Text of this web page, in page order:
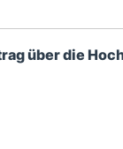
über die